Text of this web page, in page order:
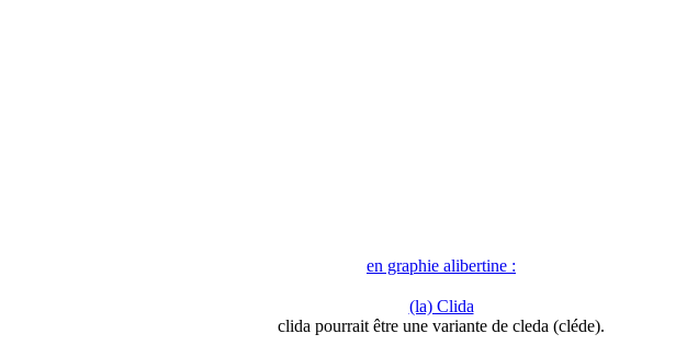
en graphie alibertine :
(la) Clida
clida pourrait être une variante de cleda (cléde).